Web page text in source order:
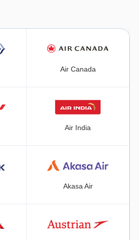
Air Canada
Air India
Akasa Air